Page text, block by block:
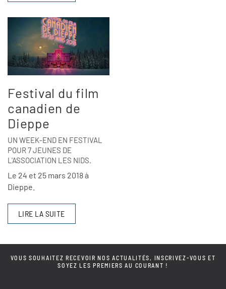
Festival du film
canadien de
Dieppe
UN WEEK-END EN FESTIVAL
POUR 7 JEUNES DE
L'ASSOCIATION LES NIDS.
Le 24 et 25 mars 2018 à
Dieppe.
LIRE LA SUITE
VOUS SOUHAITEZ RECEVOIR NOS ACTUALITÉS, INSCRIVEZ-VOUS ET
SOYEZ LES PREMIERS AU COURANT !